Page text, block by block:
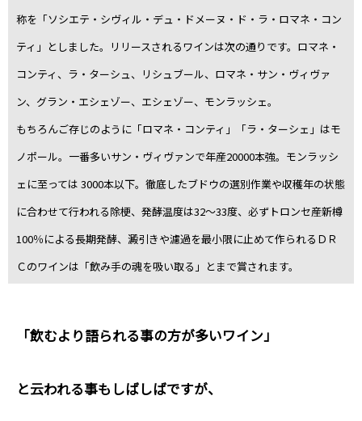
称を「ソシエテ・シヴィル・デュ・ドメーヌ・ド・ラ・ロマネ・コン
ティ」としました。リリースされるワインは次の通りです。ロマネ・
コンティ、ラ・ターシュ、リシュブール、ロマネ・サン・ヴィヴァ
ン、グラン・エシェゾー、エシェゾー、モンラッシェ。
もちろんご存じのように「ロマネ・コンティ」「ラ・ターシェ」はモ
ノポール。一番多いサン・ヴィヴァンで年産20000本強。モンラッシ
ェに至っては 3000本以下。徹底したブドウの選別作業や収穫年の状態
に合わせて行われる除梗、発酵温度は32～33度、必ずトロンセ産新樽
100％による長期発酵、澱引きや濾過を最小限に止めて作られるＤＲ
Ｃのワインは「飲み手の魂を吸い取る」とまで賞されます。
「飲むより語られる事の方が多いワイン」
と云われる事もしばしばですが、